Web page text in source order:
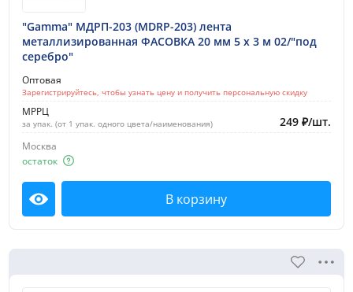
"Gamma" МДРП-203 (MDRP-203) лента
металлизированная ФАСОВКА 20 мм 5 х 3 м 02/"под
серебро"
Оптовая
Зарегистрируйтесь, чтобы узнать цену и получить персональную скидку
МРРЦ
за упак. (от 1 упак. одного цвета/наименования) 249 ₽/шт.
Москва
остаток
Посмотреть В корзину